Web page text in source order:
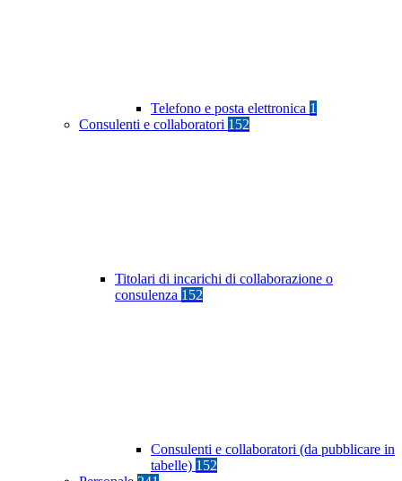
Telefono e posta elettronica 1
Consulenti e collaboratori 152
Titolari di incarichi di collaborazione o
consulenza 152
Consulenti e collaboratori (da pubblicare in
tabelle) 152